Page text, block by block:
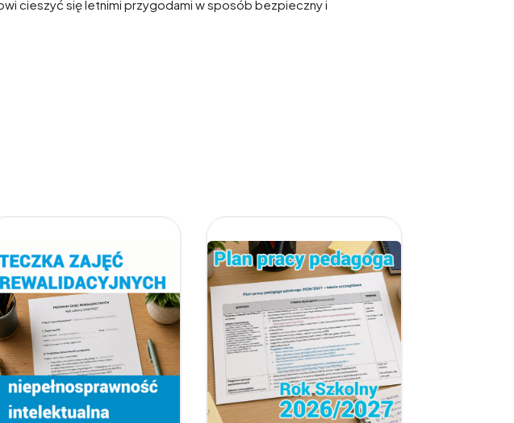
cieszyć się letnimi przygodami w sposób bezpieczny i